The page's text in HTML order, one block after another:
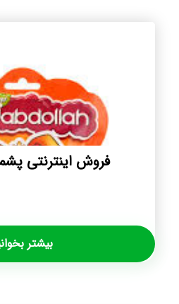
فروش اینترنتی
بیشتر